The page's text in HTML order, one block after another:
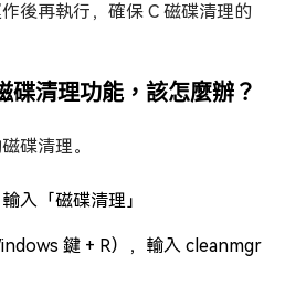
後再執行，確保 C 磁碟清理的
碟清理功能，該怎麼辦？
碟清理。
入「磁碟清理」
鍵 + R），輸入 cleanmgr